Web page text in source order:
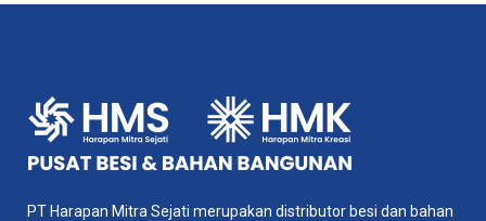
PT Harapan Mitra Sejati merupakan distributor besi dan bahan